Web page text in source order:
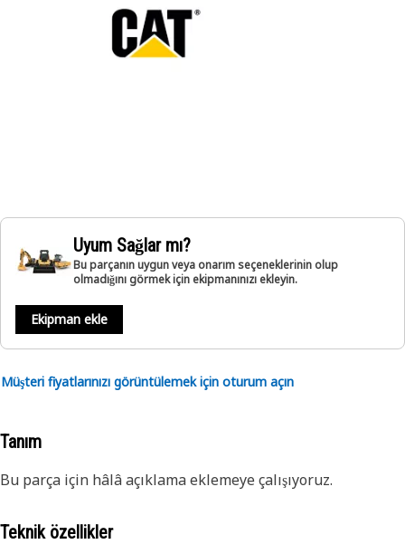
Uyum Sağlar mı?
Bu parçanın uygun veya onarım seçeneklerinin olup
olmadığını görmek için ekipmanınızı ekleyin.
Ekipman ekle
Müşteri fiyatlarınızı görüntülemek için oturum açın
Tanım
Bu parça için hâlâ açıklama eklemeye çalışıyoruz.
Teknik özellikler